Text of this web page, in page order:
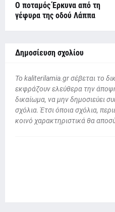
Ο ποταμός Έρκυνα από τη
γέφυρα της οδού Λάππα
Δημοσίευση σχολίου
To kaliterilamia.gr σέβεται το
εκφράζουν ελεύθερα την
δικαίωμα, να μην δημοσιεύει
σχόλια. Έτσι όποια σχόλια,
κοινό χαρακτηριστικά θα